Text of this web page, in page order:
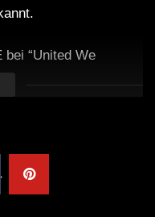
bei “United We
Aufsehen.
und Kunst.
hat in den letzten